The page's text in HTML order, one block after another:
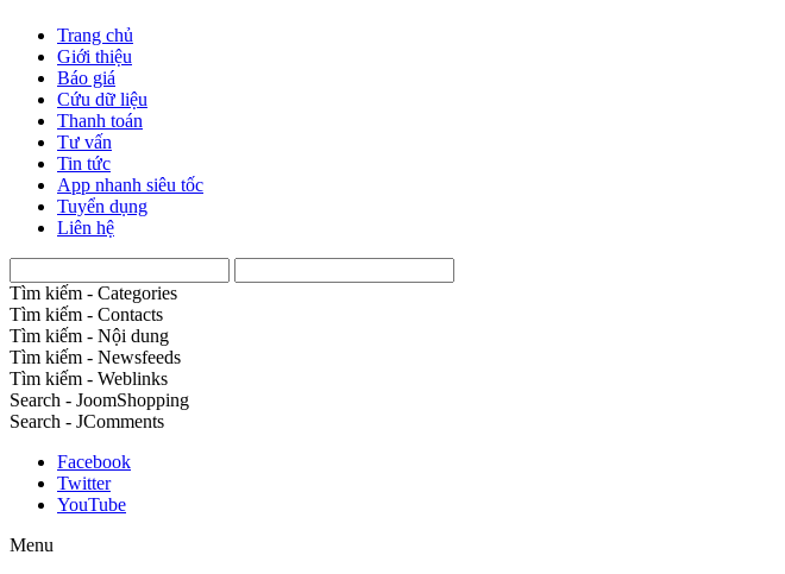
Trang chủ
Giới thiệu
Báo giá
Cứu dữ liệu
Thanh toán
Tư vấn
Tin tức
App nhanh siêu tốc
Tuyển dụng
Liên hệ
Tìm kiếm - Categories
Tìm kiếm - Contacts
Tìm kiếm - Nội dung
Tìm kiếm - Newsfeeds
Tìm kiếm - Weblinks
Search - JoomShopping
Search - JComments
Facebook
Twitter
YouTube
Menu